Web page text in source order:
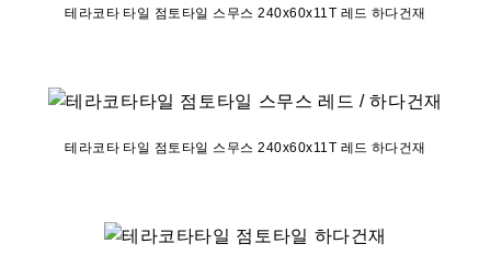
테라코타 타일 점토타일 스무스 240x60x11T 레드 하다건재
테라코타 타일 점토타일 스무스 240x60x11T 레드 하다건재